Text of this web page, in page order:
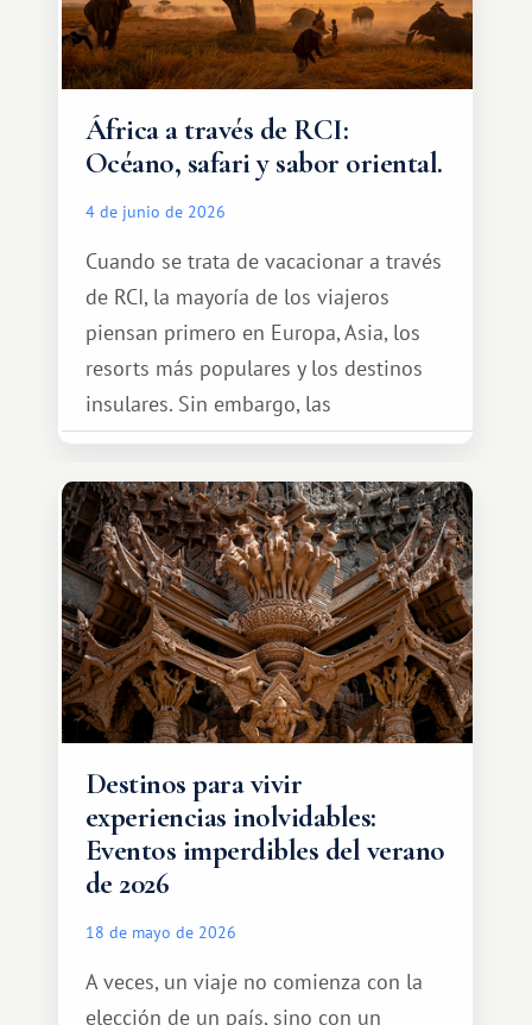
África a través de RCI:
Océano, safari y sabor oriental.
4 de junio de 2026
Cuando se trata de vacacionar a través
de RCI, la mayoría de los viajeros
piensan primero en Europa, Asia, los
resorts más populares y los destinos
insulares. Sin embargo, las
oportunidades que ofrece el sistema
de intercambio son mucho más
amplias. Entre ellas se encuentra
África, un continente que ofrece una
experiencia de viaje completamente
diferente.
Destinos para vivir
experiencias inolvidables:
Eventos imperdibles del verano
de 2026
18 de mayo de 2026
A veces, un viaje no comienza con la
elección de un país, sino con un